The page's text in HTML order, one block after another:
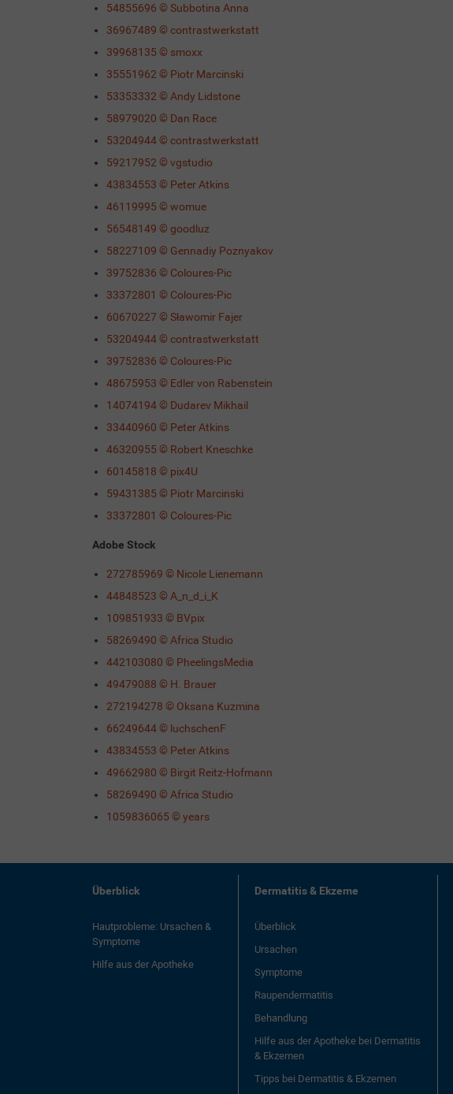
54855696 © Subbotina Anna
36967489 © contrastwerkstatt
39968135 © smoxx
35551962 © Piotr Marcinski
53353332 © Andy Lidstone
58979020 © Dan Race
53204944 © contrastwerkstatt
59217952 © vgstudio
43834553 © Peter Atkins
46119995 © womue
56548149 © goodluz
58227109 © Gennadiy Poznyakov
39752836 © Coloures-Pic
33372801 © Coloures-Pic
60670227 © Sławomir Fajer
53204944 © contrastwerkstatt
39752836 © Coloures-Pic
48675953 © Edler von Rabenstein
14074194 © Dudarev Mikhail
33440960 © Peter Atkins
46320955 © Robert Kneschke
60145818 © pix4U
59431385 © Piotr Marcinski
33372801 © Coloures-Pic
Adobe Stock
272785969 © Nicole Lienemann
44848523 © A_n_d_i_K
109851933 © BVpix
58269490 © Africa Studio
442103080 © PheelingsMedia
49479088 © H. Brauer
272194278 © Oksana Kuzmina
66249644 © luchschenF
43834553 © Peter Atkins
49662980 © Birgit Reitz-Hofmann
58269490 © Africa Studio
1059836065 © years
Überblick
Hautprobleme: Ursachen &
Symptome
Hilfe aus der Apotheke
Dermatitis & Ekzeme
Überblick
Ursachen
Symptome
Raupendermatitis
Behandlung
Hilfe aus der Apotheke bei Dermatitis
& Ekzemen
Tipps bei Dermatitis & Ekzemen